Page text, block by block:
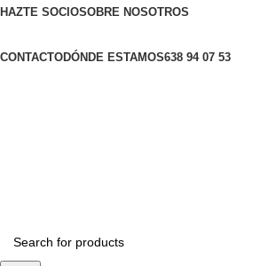
HAZTE SOCIOSOBRE NOSOTROS
CONTACTODÓNDE ESTAMOS638 94 07 53